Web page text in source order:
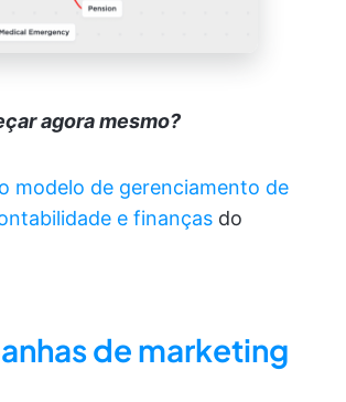
agora mesmo?
o modelo de gerenciamento de
e finanças do
de marketing